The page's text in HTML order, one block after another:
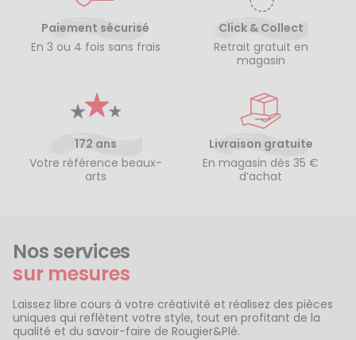
Paiement sécurisé
En 3 ou 4 fois sans frais
Click & Collect
Retrait gratuit en
magasin
172 ans
Votre référence beaux-
arts
Livraison gratuite
En magasin dès 35 €
d’achat
Nos services
sur mesures
Laissez libre cours à votre créativité et réalisez des pièces
uniques qui reflètent votre style, tout en profitant de la
qualité et du savoir-faire de Rougier&Plé.